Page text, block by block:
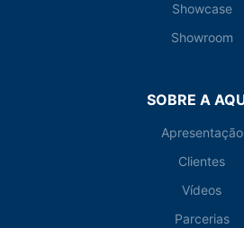
Showcase
Showroom
SOBRE A
Apresentação
Clientes
Vídeos
Parcerias